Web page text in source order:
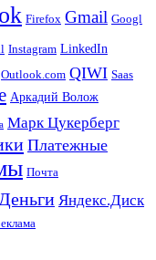
Firefox Gmail Googl
Instagram LinkedIn
Outlook.com QIWI Saas
Аркадий Волож
Марк Цукерберг
Платежные
Почта
Яндекс.Диск